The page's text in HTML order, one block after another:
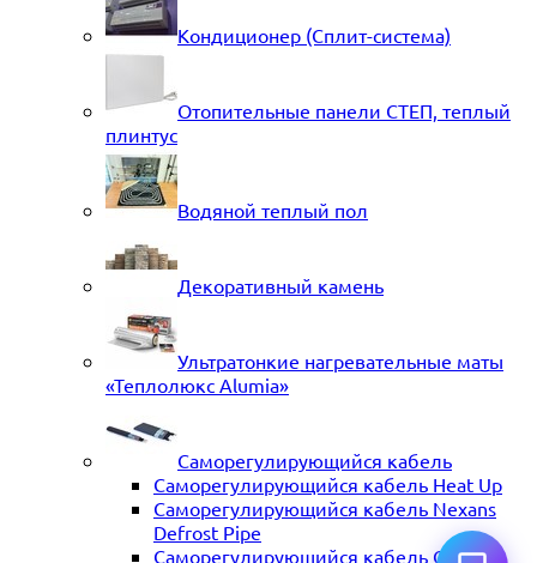
Кондиционер (Сплит-система)
Отопительные панели СТЕП, теплый
плинтус
Водяной теплый пол
Декоративный камень
Ультратонкие нагревательные маты
«Теплолюкс Alumia»
Саморегулирующийся кабель
Саморегулирующийся кабель Heat Up
Саморегулирующийся кабель Nexans
Defrost Pipe
Саморегулирующийся кабель ССТ